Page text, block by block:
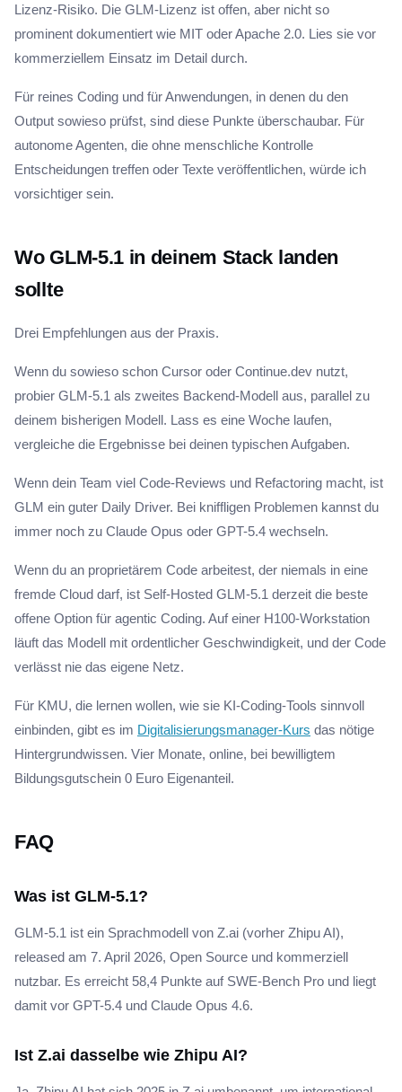
Lizenz-Risiko. Die GLM-Lizenz ist offen, aber nicht so
prominent dokumentiert wie MIT oder Apache 2.0. Lies sie vor
kommerziellem Einsatz im Detail durch.
Für reines Coding und für Anwendungen, in denen du den
Output sowieso prüfst, sind diese Punkte überschaubar. Für
autonome Agenten, die ohne menschliche Kontrolle
Entscheidungen treffen oder Texte veröffentlichen, würde ich
vorsichtiger sein.
Wo GLM-5.1 in deinem Stack landen
sollte
Drei Empfehlungen aus der Praxis.
Wenn du sowieso schon Cursor oder Continue.dev nutzt,
probier GLM-5.1 als zweites Backend-Modell aus, parallel zu
deinem bisherigen Modell. Lass es eine Woche laufen,
vergleiche die Ergebnisse bei deinen typischen Aufgaben.
Wenn dein Team viel Code-Reviews und Refactoring macht, ist
GLM ein guter Daily Driver. Bei kniffligen Problemen kannst du
immer noch zu Claude Opus oder GPT-5.4 wechseln.
Wenn du an proprietärem Code arbeitest, der niemals in eine
fremde Cloud darf, ist Self-Hosted GLM-5.1 derzeit die beste
offene Option für agentic Coding. Auf einer H100-Workstation
läuft das Modell mit ordentlicher Geschwindigkeit, und der Code
verlässt nie das eigene Netz.
Für KMU, die lernen wollen, wie sie KI-Coding-Tools sinnvoll
einbinden, gibt es im Digitalisierungsmanager-Kurs das nötige
Hintergrundwissen. Vier Monate, online, bei bewilligtem
Bildungsgutschein 0 Euro Eigenanteil.
FAQ
Was ist GLM-5.1?
GLM-5.1 ist ein Sprachmodell von Z.ai (vorher Zhipu AI),
released am 7. April 2026, Open Source und kommerziell
nutzbar. Es erreicht 58,4 Punkte auf SWE-Bench Pro und liegt
damit vor GPT-5.4 und Claude Opus 4.6.
Ist Z.ai dasselbe wie Zhipu AI?